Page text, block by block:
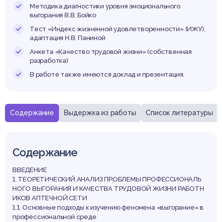
Содержание Выдержка из работы Список литературы
Содержание
ВВЕДЕНИЕ
1. ТЕОРЕТИЧЕСКИЙ АНАЛИЗ ПРОБЛЕМЫ ПРОФЕССИОНАЛЬ
НОГО ВЫГОРАНИЯ И КАЧЕСТВА ТРУДОВОЙ ЖИЗНИ РАБОТН
ИКОВ АПТЕЧНОЙ СЕТИ
1.1. Основные подходы к изучению феномена «выгорание» в
профессиональной среде
Методика диагностики уровня эмоционального
выгорания В.В. Бойко
Тест «Индекс жизненной удовлетворенности» (ИЖУ),
адаптация Н.В. Паниной
Анкета «Качество трудовой жизни» (собственная
разработка)
В работе также имеются доклад и презентация.